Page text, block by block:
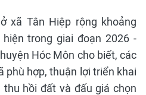
xã Tân Hiệp rộng khoảng
trong giai đoạn 2026 -
Hóc Môn cho biết, các
phù hợp, thuận lợi triển khai
hồi đất và đấu giá chọn